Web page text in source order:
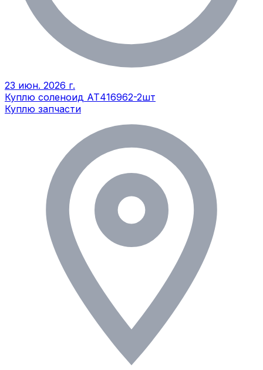
23 июн. 2026 г.
Куплю соленоид АТ416962-2шт
Куплю запчасти